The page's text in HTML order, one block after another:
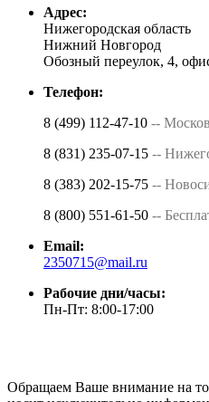
Адрес:
Нижегородская область
Нижний Новгород
Обозный переулок, 4,
Телефон:
8 (499) 112-47-10 --
8 (831) 235-07-15 --
8 (383) 202-15-75 --
8 (800) 551-61-50 --
Email:
2350715@mail.ru
Рабочие дни/часы:
Пн-Пт: 8:00-17:00
Обращаем Ваше внимание на